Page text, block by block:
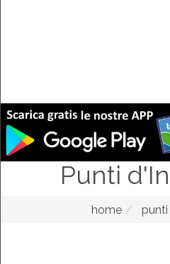
Punti
home punti